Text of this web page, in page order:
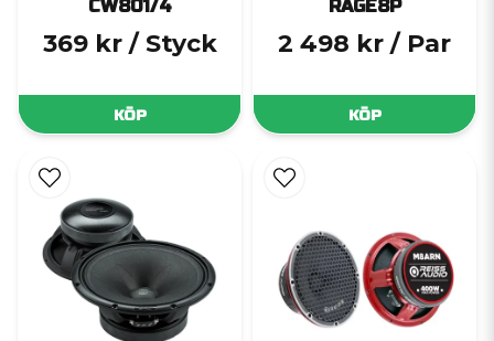
CW801/4
369 kr / Styck
KÖP
RAGE8P
2 498 kr / Par
KÖP